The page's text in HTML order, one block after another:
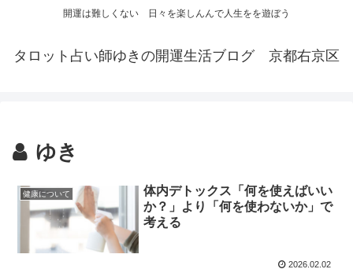
開運は難しくない 日々を楽しんんで人生をを遊ぼう
タロット占い師ゆきの開運生活ブログ 京都右京区
ゆき
健康について
体内デトックス「何を使えばいい
か？」より「何を使わないか」で
考える
2026.02.02